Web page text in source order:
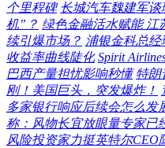
个里程碑 长城汽车魏建军
机”？ 绿色金融活水赋能 江
续引爆市场？ 浦银金科总
收益率曲线陡化 Spirit
巴西产量担忧影响秒懂 特朗
刚！美国巨头，突发爆炸！
多家银行响应后续会怎么发
称：风物长宜放眼量专家已
风险投资家力挺英特尔